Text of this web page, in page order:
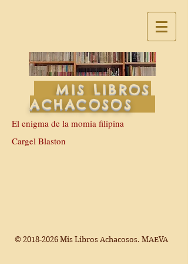
MIS LIBROS
ACHACOSOS
El enigma de la momia filipina
Cargel Blaston
© 2018-2026 Mis Libros Achacosos. MAEVA